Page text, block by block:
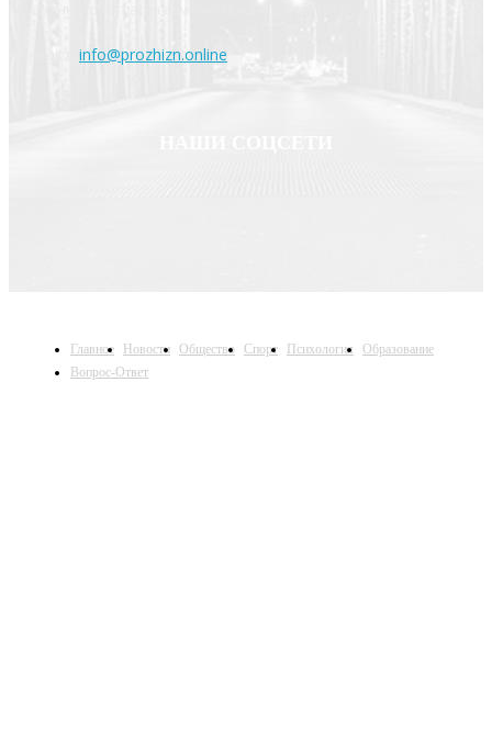
info@prozhizn.online
Главное Новости Общество Спорт Психология
Образование
Вопрос-Ответ